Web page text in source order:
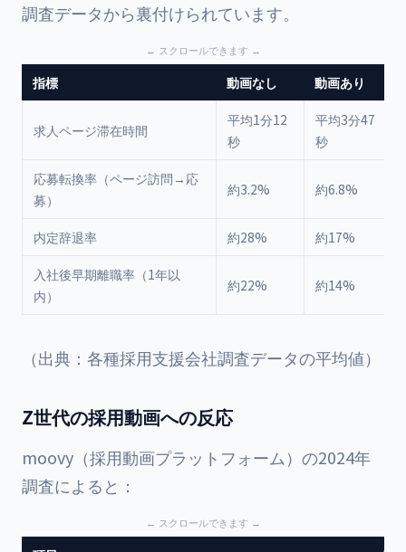
調査データから裏付けられています。
指標 動画なし 動画あり
求人ページ滞在時間
平均1分12
秒
平均3分47
秒
応募転換率（ページ訪問→応
募）
約3.2% 約6.8%
内定辞退率 約28% 約17%
入社後早期離職率（1年以
内）
約22% 約14%
（出典：各種採用支援会社調査データの平均値）
Z世代の採用動画への反応
moovy（採用動画プラットフォーム）の2024年
調査によると：